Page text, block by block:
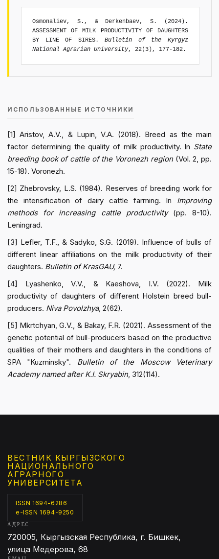
Osmonaliev, S., & Derkenbaev, S. (2024).
ASSESSMENT OF MILK PRODUCTIVITY OF DAUGHTERS
BY LINE OF SIRES.Bulletin of the Kyrgyz
National Agrarian University, 22(3), 177-182.
ИСПОЛЬЗОВАННЫЕ ИСТОЧНИКИ
[1] Aristov, A.V., & Lupin, V.A. (2018). Breed as the main
factor determining the quality of milk productivity. In State
breeding book of cattle of the Voronezh region(Vol. 2, pp.
15-18). Voronezh.
[2] Zhebrovsky, L.S. (1984). Reserves of breeding work for
the intensification of dairy cattle farming. In Improving
methods for increasing cattle productivity(pp. 8-10).
Leningrad.
[3] Lefler, T.F., & Sadyko, S.G. (2019). Influence of bulls of
different linear affiliations on the milk productivity of their
daughters. Bulletin of KrasGAU, 7.
[4] Lyashenko, V.V., & Kaeshova, I.V. (2022). Milk
productivity of daughters of different Holstein breed bull-
producers. Niva Povolzhya, 2(62).
[5] Mkrtchyan, G.V., & Bakay, F.R. (2021). Assessment of the
genetic potential of bull-producers based on the productive
qualities of their mothers and daughters in the conditions of
SPA "Kuzminsky". Bulletin of the Moscow Veterinary
Academy named after K.I. Skryabin, 312(114).
ВЕСТНИК КЫРГЫЗCКОГО
НАЦИОНАЛЬНОГО
АГРАРНОГО
УНИВЕРСИТЕТА
ISSN 1694-6286
e-ISSN 1694-9250
АДРЕС
720005, Кыргызская Республика, г. Бишкек,
улица Медерова, 68